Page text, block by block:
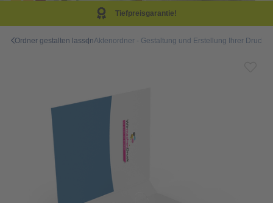
Ordner gestalten lassenAktenordner - Gestaltung und Erstellung Ihrer